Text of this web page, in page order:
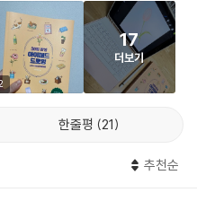
에서 Pencil 필터 사용하기
메뉴
17
더보기
한줄평 21
추천순